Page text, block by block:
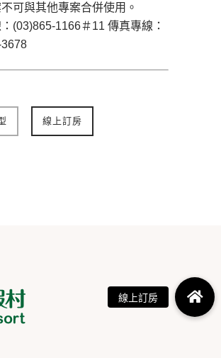
可與其他專案合併使用。
(03)865-1166＃11 傳真專線：
線上訂房